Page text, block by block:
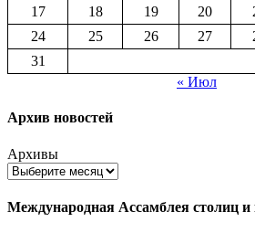
17
18 19 20
24
25 26 27
31
« Июл
Архив новостей
Архивы
Международная Ассамблея столиц и